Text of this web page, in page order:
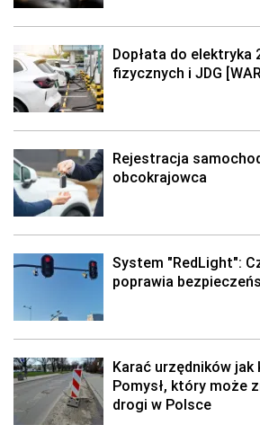
Dopłata do elektryka
fizycznych i JDG
Rejestracja
obcokrajowca
System "RedLight":
poprawia
Karać urzędników jak
Pomysł, który może
drogi w Polsce